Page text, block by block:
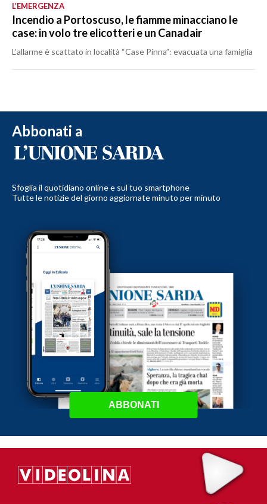
L’EMERGENZA
Incendio a Portoscuso, le fiamme minacciano le
case: in volo tre elicotteri e un Canadair
L’allarme è scattato in località “Case Pinna”: evacuata una famiglia
Abbonati a
Sfoglia il quotidiano online e sul tuo smartphone
Tutte le notizie del giorno aggiornate minuto per minuto
ABBONATI